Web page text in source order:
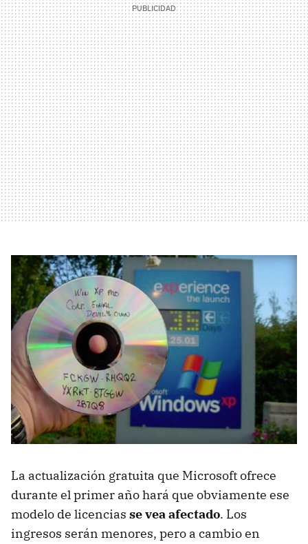
La actualización gratuita que Microsoft ofrece
durante el primer año hará que obviamente ese
modelo de licencias se vea afectado. Los
ingresos serán menores, pero a cambio en